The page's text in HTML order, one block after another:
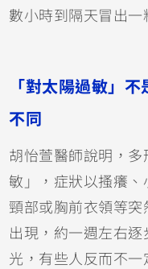
數小時到隔天冒出一
「對太陽過敏」
不同
胡怡萱醫師說明，
敏」，症狀以搔癢、
頸部或胸前衣領等
出現，約一週左右
光，有些人反而不一